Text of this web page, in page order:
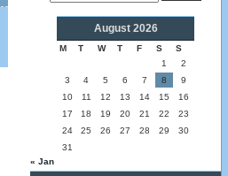
August 2026
M T W T F S
S
1
2
3
4 5 6 7 8
9
10
11 12 13 14 15
16
17
18 19 20 21 22
23
24
25 26 27 28 29
30
31
« Jan